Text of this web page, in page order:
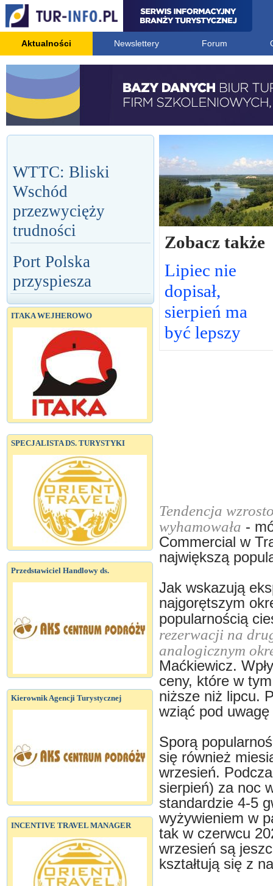
Aktualności Newslettery Forum
WTTC: Bliski
Wschód
przezwycięży
trudności
Port Polska
przyspiesza
ITAKA WEJHEROWO
SPECJALISTA DS. TURYSTYKI
Przedstawiciel Handlowy ds.
Kierownik Agencji Turystycznej
INCENTIVE TRAVEL MANAGER
Zobacz także
Lipiec nie
dopisał,
sierpień ma
być lepszy
Tendencja
wyhamowała -
Commercial w
największą
Jak wskazują
najgorętszym
popularnością
rezerwacji na
analogicznym
Maćkiewicz.
ceny, które w
niższe niż lipcu.
wziąć pod
Sporą
się również
wrzesień.
sierpień) za noc
standardzie 4-5
wyżywieniem w
tak w czerwcu
wrzesień są
kształtują się z